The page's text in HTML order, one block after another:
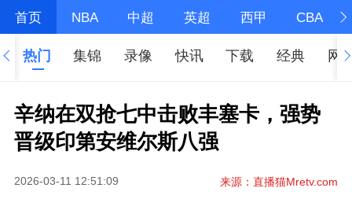
首页 NBA 中超 英超 西甲 CBA
热门 集锦 录像 快讯 下载 经典 网
辛纳在双抢七中击败丰塞卡，强势
晋级印第安维尔斯八强
2026-03-11 12:51:09 来源：直播猫Mretv.com